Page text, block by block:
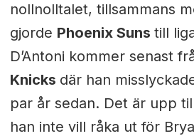
nollnolltalet, tillsammans
gjorde Phoenix Suns till
D’Antoni kommer senast
Knicks där han
par år sedan. Det är upp
han inte vill råka ut för